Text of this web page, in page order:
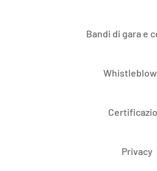
Bandi di gara e
Privacy